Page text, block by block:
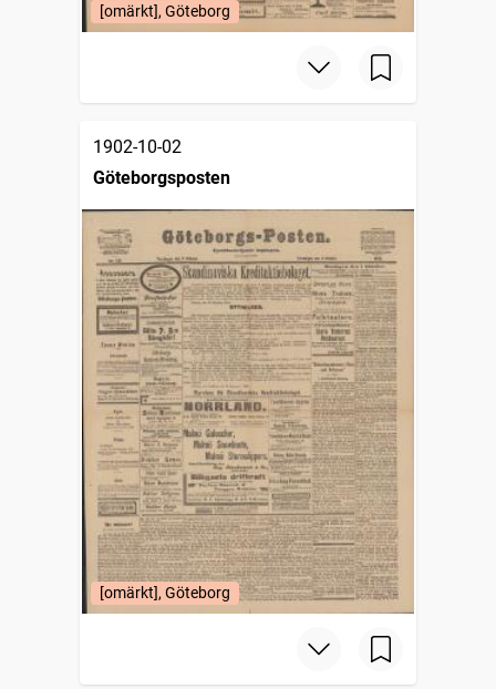
[omärkt], Göteborg
1902-10-02
Göteborgsposten
[omärkt], Göteborg